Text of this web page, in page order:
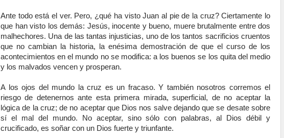
Ante todo está el ver. Pero, ¿qué ha visto Juan al pie de la cruz? Ciertamente lo
que han visto los demás: Jesús, inocente y bueno, muere brutalmente entre dos
malhechores. Una de las tantas injusticias, uno de los tantos sacrificios cruentos
que no cambian la historia, la enésima demostración de que el curso de los
acontecimientos en el mundo no se modifica: a los buenos se los quita del medio
y los malvados vencen y prosperan.
A los ojos del mundo la cruz es un fracaso. Y también nosotros corremos el
riesgo de detenernos ante esta primera mirada, superficial, de no aceptar la
lógica de la cruz; de no aceptar que Dios nos salve dejando que se desate sobre
sí el mal del mundo. No aceptar, sino sólo con palabras, al Dios débil y
crucificado, es soñar con un Dios fuerte y triunfante.